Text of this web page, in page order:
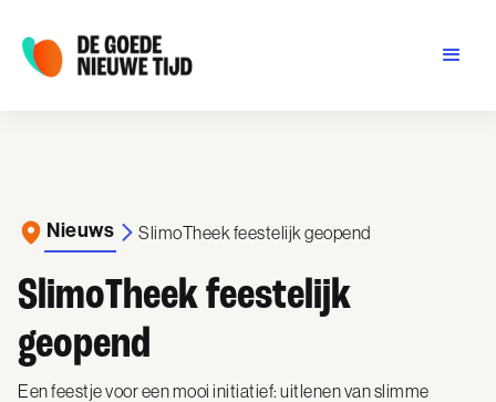
Nieuws SlimoTheek feestelijk geopend
SlimoTheek feestelijk
geopend
Een feestje voor een mooi initiatief: uitlenen van slimme